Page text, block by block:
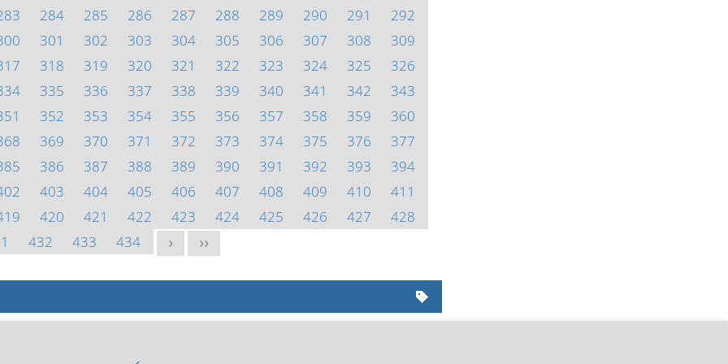
284 285 286 287 288 289 290 291
292
301 302 303 304 305 306 307 308
309
318 319 320 321 322 323 324 325
326
335 336 337 338 339 340 341 342
343
352 353 354 355 356 357 358 359
360
369 370 371 372 373 374 375 376
377
386 387 388 389 390 391 392 393
394
403 404 405 406 407 408 409 410
411
420 421 422 423 424 425 426 427
428
432 433 434 > >>